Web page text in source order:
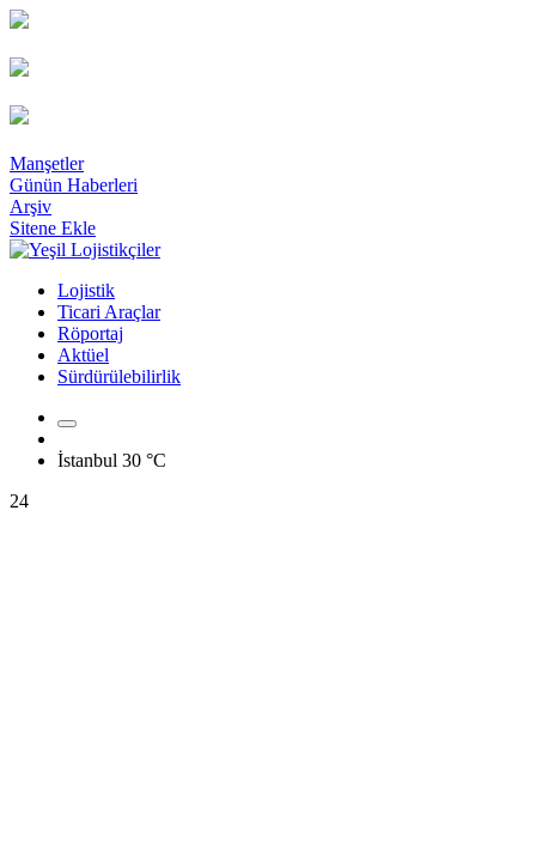
Manşetler
Günün Haberleri
Arşiv
Sitene Ekle
Lojistik
Ticari Araçlar
Röportaj
Aktüel
Sürdürülebilirlik
İstanbul 30 °C
24